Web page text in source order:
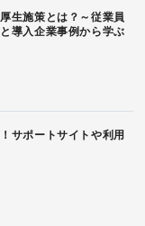
生施策とは？～従業員
導入企業事例から学ぶ
サポートサイトや利用